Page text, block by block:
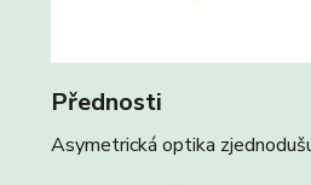
Přednosti
Asymetrická optika